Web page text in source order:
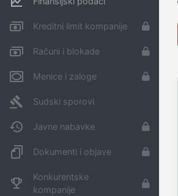
Kreditni limit kompanije
Računi i blokade
Menice i zaloge
Sudski sporovi
Javne nabavke
Dokumenti i objave
Konkurentske
kompanije